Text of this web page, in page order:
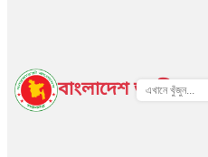
বাংলাদেশ জাতীয়